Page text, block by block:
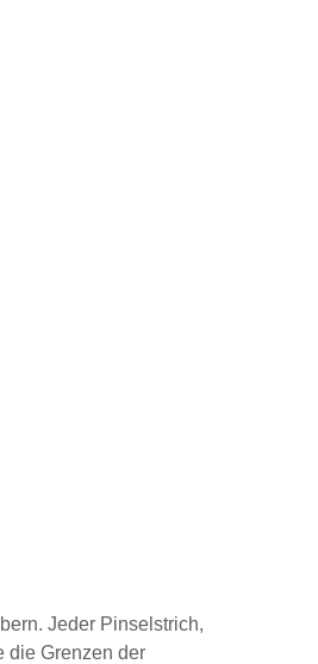
Jeder Pinselstrich,
die Grenzen der